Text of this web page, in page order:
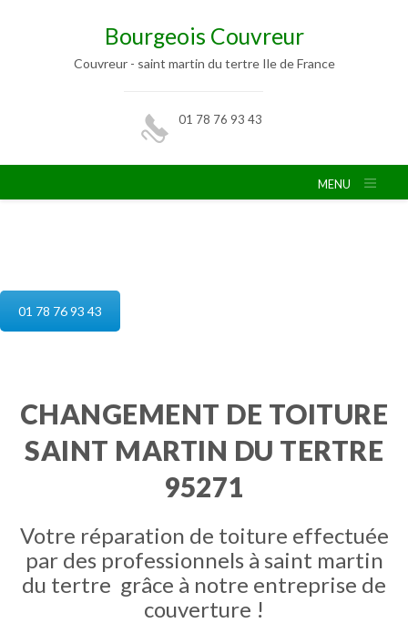
Bourgeois Couvreur
Couvreur - saint martin du tertre Ile de France
01 78 76 93 43
MENU
01 78 76 93 43
CHANGEMENT DE TOITURE
SAINT MARTIN DU TERTRE
95271
Votre réparation de toiture effectuée
par des professionnels à saint martin
du tertre grâce à notre entreprise de
couverture !